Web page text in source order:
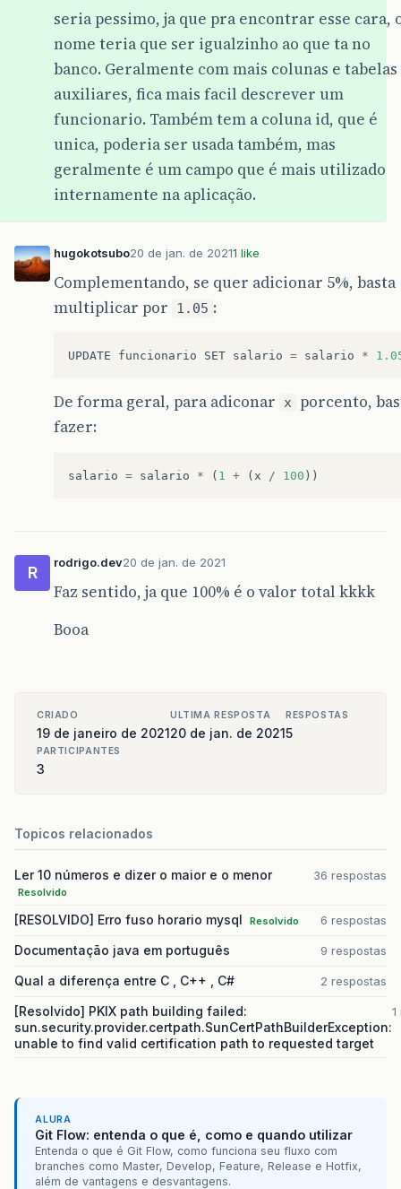
seria pessimo, ja que pra encontrar esse cara,
nome teria que ser igualzinho ao que ta no
banco. Geralmente com mais colunas e tabelas
auxiliares, fica mais facil descrever um
funcionario. Também tem a coluna id, que é
unica, poderia ser usada também, mas
geralmente é um campo que é mais utilizado
internamente na aplicação.
hugokotsubo20 de jan. de 20211 like
Complementando, se quer adicionar 5%, basta
multiplicar por
1.05 :
UPDATE funcionario SET salario = salario *
De forma geral, para adiconar x porcento,
fazer:
salario = salario * ( 1 + ( x / 100 ))
R
rodrigo.dev20 de jan. de 2021
Faz sentido, ja que 100% é o valor total kkkk
Booa
CRIADO
19 de janeiro de 2021
ULTIMA RESPOSTA
20 de jan. de 2021
RESPOSTAS
5
PARTICIPANTES
3
Topicos relacionados
Ler 10 números e dizer o maior e o menor
Resolvido
36 respostas
[RESOLVIDO] Erro fuso horario mysql Resolvido 6 respostas
Documentação java em português 9 respostas
Qual a diferença entre C , C++ , C# 2 respostas
[Resolvido] PKIX path building failed:
sun.security.provider.certpath.SunCertPathBuilderException:
unable to find valid certification path to requested target
ALURA
Git Flow: entenda o que é, como e quando utilizar
Entenda o que é Git Flow, como funciona seu fluxo com
branches como Master, Develop, Feature, Release e Hotfix,
além de vantagens e desvantagens.